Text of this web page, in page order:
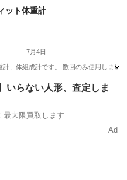
オール
ット体重計
7月4日
、体組成計です。 数回のみ使用しま
アプリ
いらない人形、査定しま
最大限買取します
Ad